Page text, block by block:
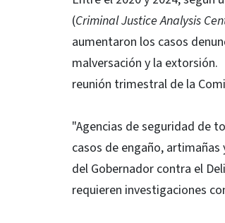
(Criminal Justice Analysis
aumentaron los casos
malversación y la extorsión.
reunión trimestral de la
"Agencias de seguridad de
casos de engaño,
del Gobernador contra el
requieren investigaciones